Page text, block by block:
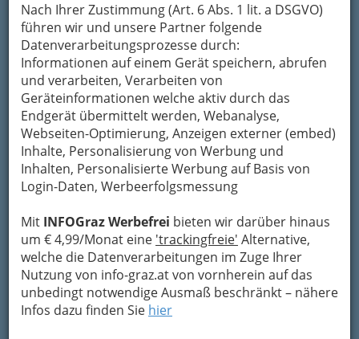
Nach Ihrer Zustimmung (Art. 6 Abs. 1 lit. a DSGVO)
führen wir und unsere Partner folgende
Datenverarbeitungsprozesse durch:
Informationen auf einem Gerät speichern, abrufen
und verarbeiten, Verarbeiten von
Geräteinformationen welche aktiv durch das
Endgerät übermittelt werden, Webanalyse,
Webseiten-Optimierung, Anzeigen externer (embed)
Inhalte, Personalisierung von Werbung und
Inhalten, Personalisierte Werbung auf Basis von
Login-Daten, Werbeerfolgsmessung
Mit INFOGraz Werbefrei bieten wir darüber hinaus
um € 4,99/Monat eine 'trackingfreie' Alternative,
welche die Datenverarbeitungen im Zuge Ihrer
Nutzung von info-graz.at von vornherein auf das
unbedingt notwendige Ausmaß beschränkt – nähere
Infos dazu finden Sie hier
Meine Email Adresse
Mein Betreff
Meine Nachricht